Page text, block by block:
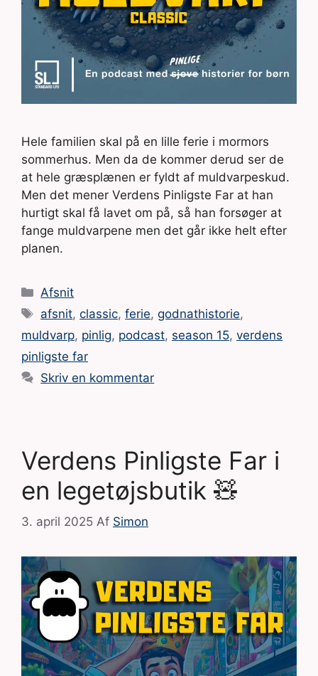
Hele familien skal på en lille ferie i mormors
sommerhus. Men da de kommer derud ser de
at hele græsplænen er fyldt af muldvarpeskud.
Men det mener Verdens Pinligste Far at han
hurtigt skal få lavet om på, så han forsøger at
fange muldvarpene men det går ikke helt efter
planen.
Kategorier
Afsnit
Tags
afsnit,classic,ferie,godnathistorie,
muldvarp, pinlig, podcast, season 15, verdens
pinligste far
Skriv en kommentar
Verdens Pinligste Far i
en legetøjsbutik 🧸
3. april 2025 Af Simon